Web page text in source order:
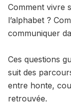
Comment vivre
l’alphabet ?
communiquer
Ces questions
suit des
entre honte,
retrouvée.